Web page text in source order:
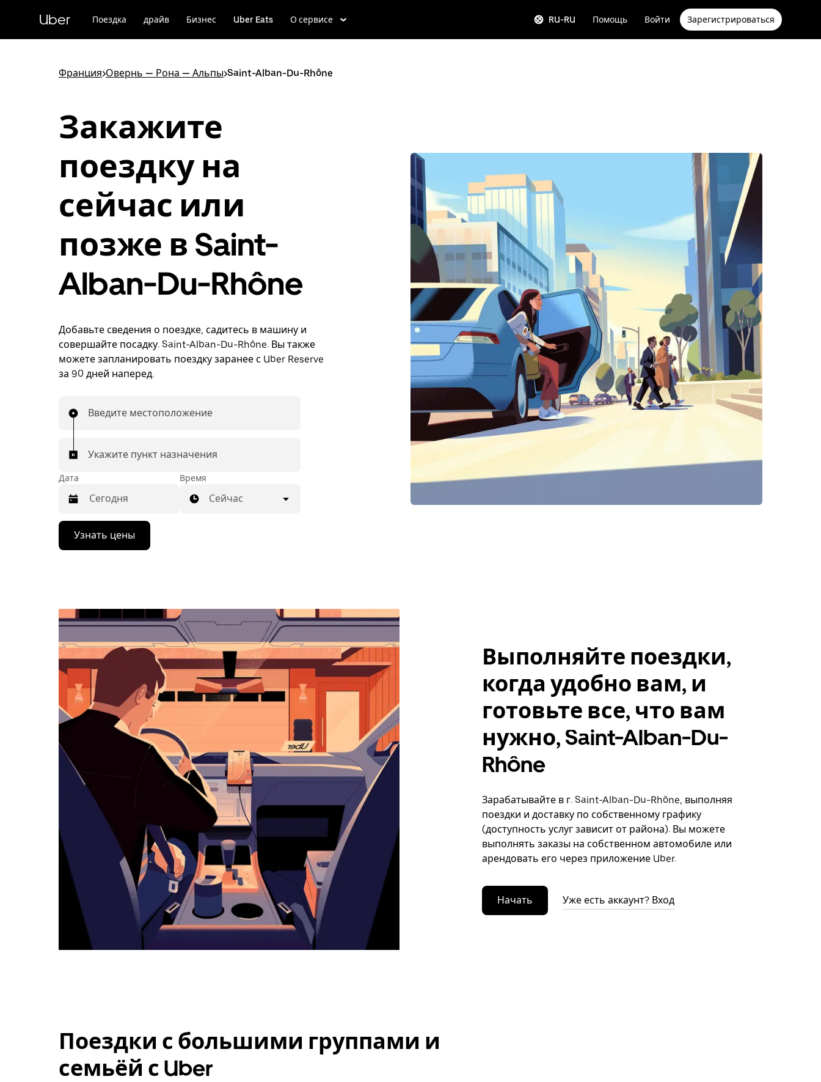
к
Uber Поездка драйв Бизнес Uber Eats О сервисе RU-RU Помощь Войти Зарегистрироваться
Франция>Овернь — Рона — Альпы>Saint-Alban-Du-Rhône
Закажите
поездку на
сейчас или
позже в Saint-
Alban-Du-Rhône
Добавьте сведения о поездке, садитесь в машину и
совершайте посадку. Saint-Alban-Du-Rhône. Вы также
можете запланировать поездку заранее с Uber Reserve
за 90 дней наперед.
Введите местоположение
Укажите пункт назначения
Дата
Нажмите
стрелку
вниз,
выбрать
дату.
закрыть
календарь,
нажмите
Esc.
Время
Сейчас
Узнать цены
Выполняйте поездки,
когда удобно вам, и
готовьте все, что вам
нужно, Saint-Alban-Du-
Rhône
Зарабатывайте в г. Saint-Alban-Du-Rhône, выполняя
поездки и доставку по собственному графику
(доступность услуг зависит от района). Вы можете
выполнять заказы на собственном автомобиле или
арендовать его через приложение Uber.
Начать Уже есть аккаунт? Вход
Поездки с большими группами и
семьёй с Uber